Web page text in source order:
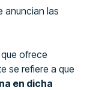
anuncian las
ofrece
se refiere a que
en dicha